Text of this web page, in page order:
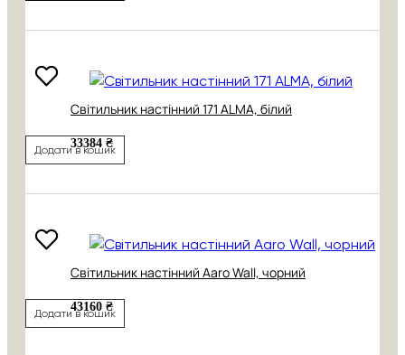
Світильник настінний 171 АLMA, білий
33384 ₴
Додати в кошик
Світильник настінний Aaro Wall, чорний
43160 ₴
Додати в кошик